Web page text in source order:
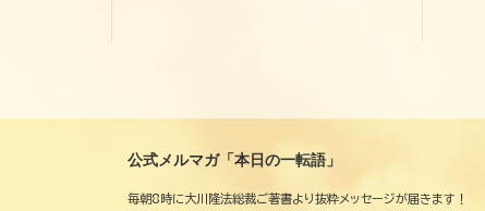
公式メルマガ「本日の一転語」
毎朝8時に大川隆法総裁ご著書より抜粋メッセージが届きます！